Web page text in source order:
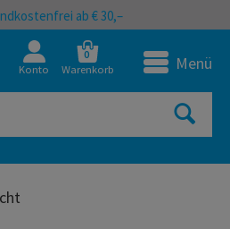
ab € 30,–
Konto
0
Warenkorb Menü